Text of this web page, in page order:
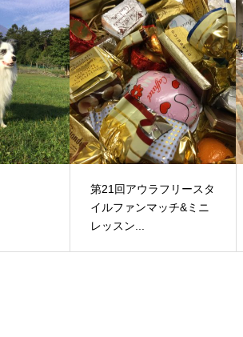
第21回アウラフリースタ
イルファンマッチ&ミニ
レッスン...